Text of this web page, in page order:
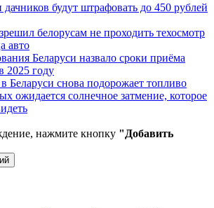
дачников будут штрафовать до 450 рублей
белорусам не проходить техосмотр
авто
Беларуси назвало сроки приёма
2025 году
Беларуси снова подорожает топливо
ожидается солнечное затмение, которое
нажмите кнопку "Добавить